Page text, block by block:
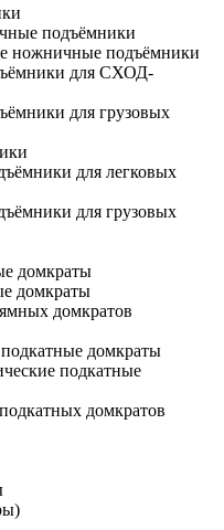
подъёмники
ножничные подъёмники
для СХОД-
для грузовых
для легковых
для грузовых
домкраты
домкраты
домкратов
домкраты
подкатные
домкратов